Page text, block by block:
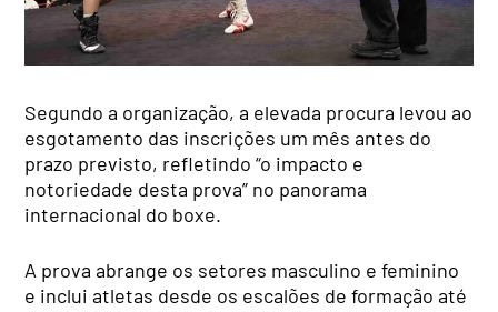
Segundo a organização, a elevada procura levou ao
esgotamento das inscrições um mês antes do
prazo previsto, refletindo “o impacto e
notoriedade desta prova” no panorama
internacional do boxe.
A prova abrange os setores masculino e feminino
e inclui atletas desde os escalões de formação até